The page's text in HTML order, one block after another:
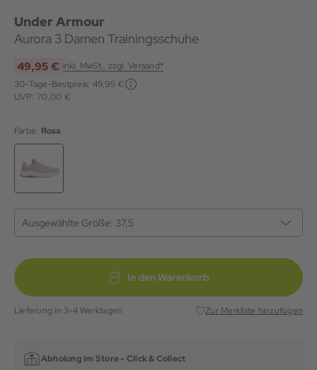
Under Armour
Aurora 3 Damen Trainingsschuhe
49,95 € inkl. MwSt., zzgl. Versand*
30-Tage-Bestpreis: 49,95 €
UVP: 70,00 €
Farbe: Rosa
Ausgewählte Größe: 37,5
In den Warenkorb
Lieferung in 3-4 Werktagen Zur Merkliste hinzufügen
Abholung im Store - Click & Collect